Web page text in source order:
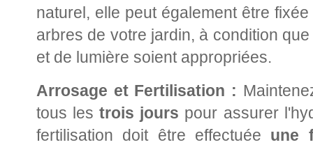
naturel, elle peut également être
arbres de votre jardin, à condition
et de lumière soient appropriées.
Arrosage et Fertilisation :
tous lestrois jours pour assurer
fertilisation doit être effectuée une